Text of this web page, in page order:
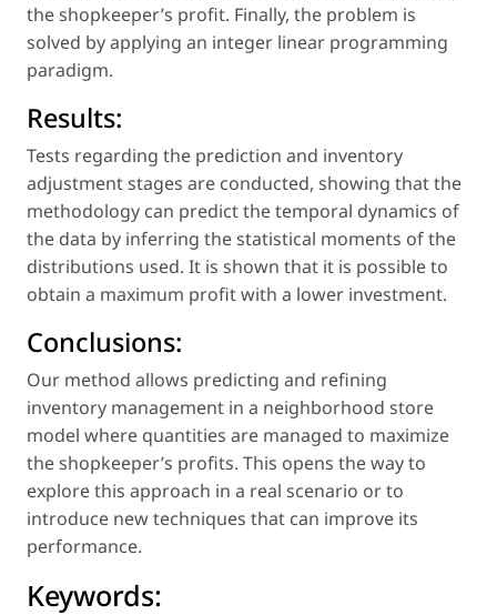
the shopkeeper’s profit. Finally, the problem is
solved by applying an integer linear programming
paradigm.
Results:
Tests regarding the prediction and inventory
adjustment stages are conducted, showing that the
methodology can predict the temporal dynamics of
the data by inferring the statistical moments of the
distributions used. It is shown that it is possible to
obtain a maximum profit with a lower investment.
Conclusions:
Our method allows predicting and refining
inventory management in a neighborhood store
model where quantities are managed to maximize
the shopkeeper’s profits. This opens the way to
explore this approach in a real scenario or to
introduce new techniques that can improve its
performance.
Keywords: